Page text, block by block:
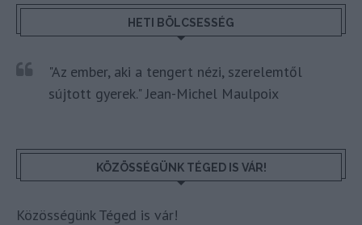
HETI BÖLCSESSÉG
"Az ember, aki a tengert nézi, szerelemtől
sújtott gyerek." Jean-Michel Maulpoix
KÖZÖSSÉGÜNK TÉGED IS VÁR!
Közösségünk Téged is vár!